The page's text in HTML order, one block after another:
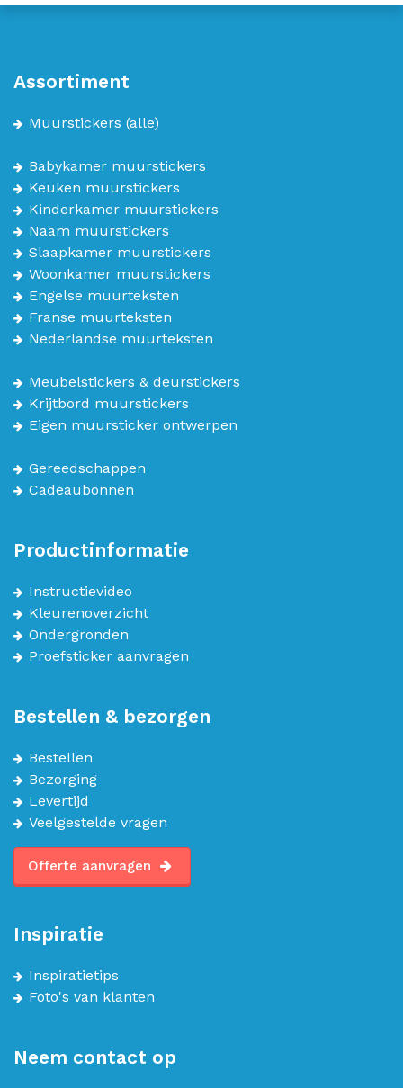
Assortiment
Muurstickers (alle)
Babykamer muurstickers
Keuken muurstickers
Kinderkamer muurstickers
Naam muurstickers
Slaapkamer muurstickers
Woonkamer muurstickers
Engelse muurteksten
Franse muurteksten
Nederlandse muurteksten
Meubelstickers & deurstickers
Krijtbord muurstickers
Eigen muursticker ontwerpen
Gereedschappen
Cadeaubonnen
Productinformatie
Instructievideo
Kleurenoverzicht
Ondergronden
Proefsticker aanvragen
Bestellen & bezorgen
Bestellen
Bezorging
Levertijd
Veelgestelde vragen
Offerte aanvragen
Inspiratie
Inspiratietips
Foto's van klanten
Neem contact op